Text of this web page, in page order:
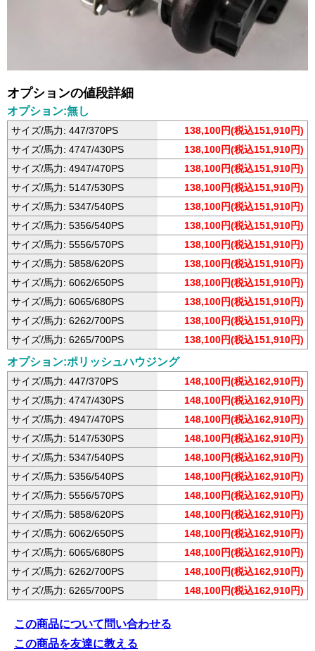
オプションの値段詳細
オプション:無し
サイズ/馬力: 447/370PS
138,100円(税込151,910円)
サイズ/馬力: 4747/430PS
138,100円(税込151,910円)
サイズ/馬力: 4947/470PS
138,100円(税込151,910円)
サイズ/馬力: 5147/530PS
138,100円(税込151,910円)
サイズ/馬力: 5347/540PS
138,100円(税込151,910円)
サイズ/馬力: 5356/540PS
138,100円(税込151,910円)
サイズ/馬力: 5556/570PS
138,100円(税込151,910円)
サイズ/馬力: 5858/620PS
138,100円(税込151,910円)
サイズ/馬力: 6062/650PS
138,100円(税込151,910円)
サイズ/馬力: 6065/680PS
138,100円(税込151,910円)
サイズ/馬力: 6262/700PS
138,100円(税込151,910円)
サイズ/馬力: 6265/700PS
138,100円(税込151,910円)
オプション:ポリッシュハウジング
サイズ/馬力: 447/370PS
148,100円(税込162,910円)
サイズ/馬力: 4747/430PS
148,100円(税込162,910円)
サイズ/馬力: 4947/470PS
148,100円(税込162,910円)
サイズ/馬力: 5147/530PS
148,100円(税込162,910円)
サイズ/馬力: 5347/540PS
148,100円(税込162,910円)
サイズ/馬力: 5356/540PS
148,100円(税込162,910円)
サイズ/馬力: 5556/570PS
148,100円(税込162,910円)
サイズ/馬力: 5858/620PS
148,100円(税込162,910円)
サイズ/馬力: 6062/650PS
148,100円(税込162,910円)
サイズ/馬力: 6065/680PS
148,100円(税込162,910円)
サイズ/馬力: 6262/700PS
148,100円(税込162,910円)
サイズ/馬力: 6265/700PS
148,100円(税込162,910円)
この商品について問い合わせる
この商品を友達に教える